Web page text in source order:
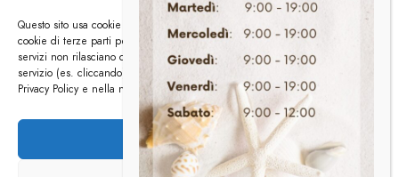
Questo sito usa cookie di analytics per raccogliere dati in forma aggregata e
cookie di terze parti per migliorare l'esperienza utente. Generalmente i
servizi non rilasciano cookie a meno che l'utente non usi espressamente il
servizio (es. cliccando). Tutte le info su i cookies le trovate nella nostra
Privacy Policy e nella nostra Cookies Policy.
Accetta
1 2 … 6